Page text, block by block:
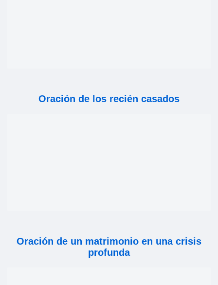
Oración de los recién casados
Oración de un matrimonio en una crisis
profunda